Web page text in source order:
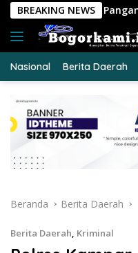
Langsung
konten
BREAKING NEWS
Sempat
Nasional Berita Daerah
Beranda Berita Daerah
Berita Daerah, Kriminal